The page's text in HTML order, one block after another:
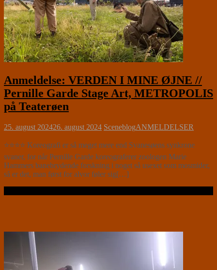
Anmeldelse: VERDEN I MINE ØJNE //
Pernille Garde Stage Art, METROPOLIS
på Teaterøen
25. august 202426. august 2024 SceneblogANMELDELSER
⭐⭐⭐⭐ Koreografi er så meget mere end Svanesøens synkrone
svaner, for når Pernille Garde koreograferer zoologen Marie
Hammers banebrydende forskning i noget så usexet som mosmider,
så er det, man først for alvor føler sig[…]